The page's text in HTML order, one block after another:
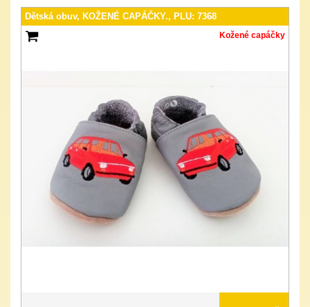
Dětská obuv, KOŽENÉ CAPÁČKY., PLU: 7368
Kožené capáčky